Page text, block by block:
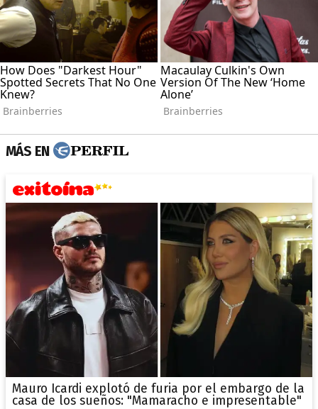
MÁS EN
Mauro Icardi explotó de furia por el embargo de la
casa de los sueños: "Mamaracho e impresentable"